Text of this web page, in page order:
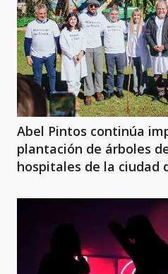
Abel Pintos continúa
plantación de árboles
hospitales de la ciudad